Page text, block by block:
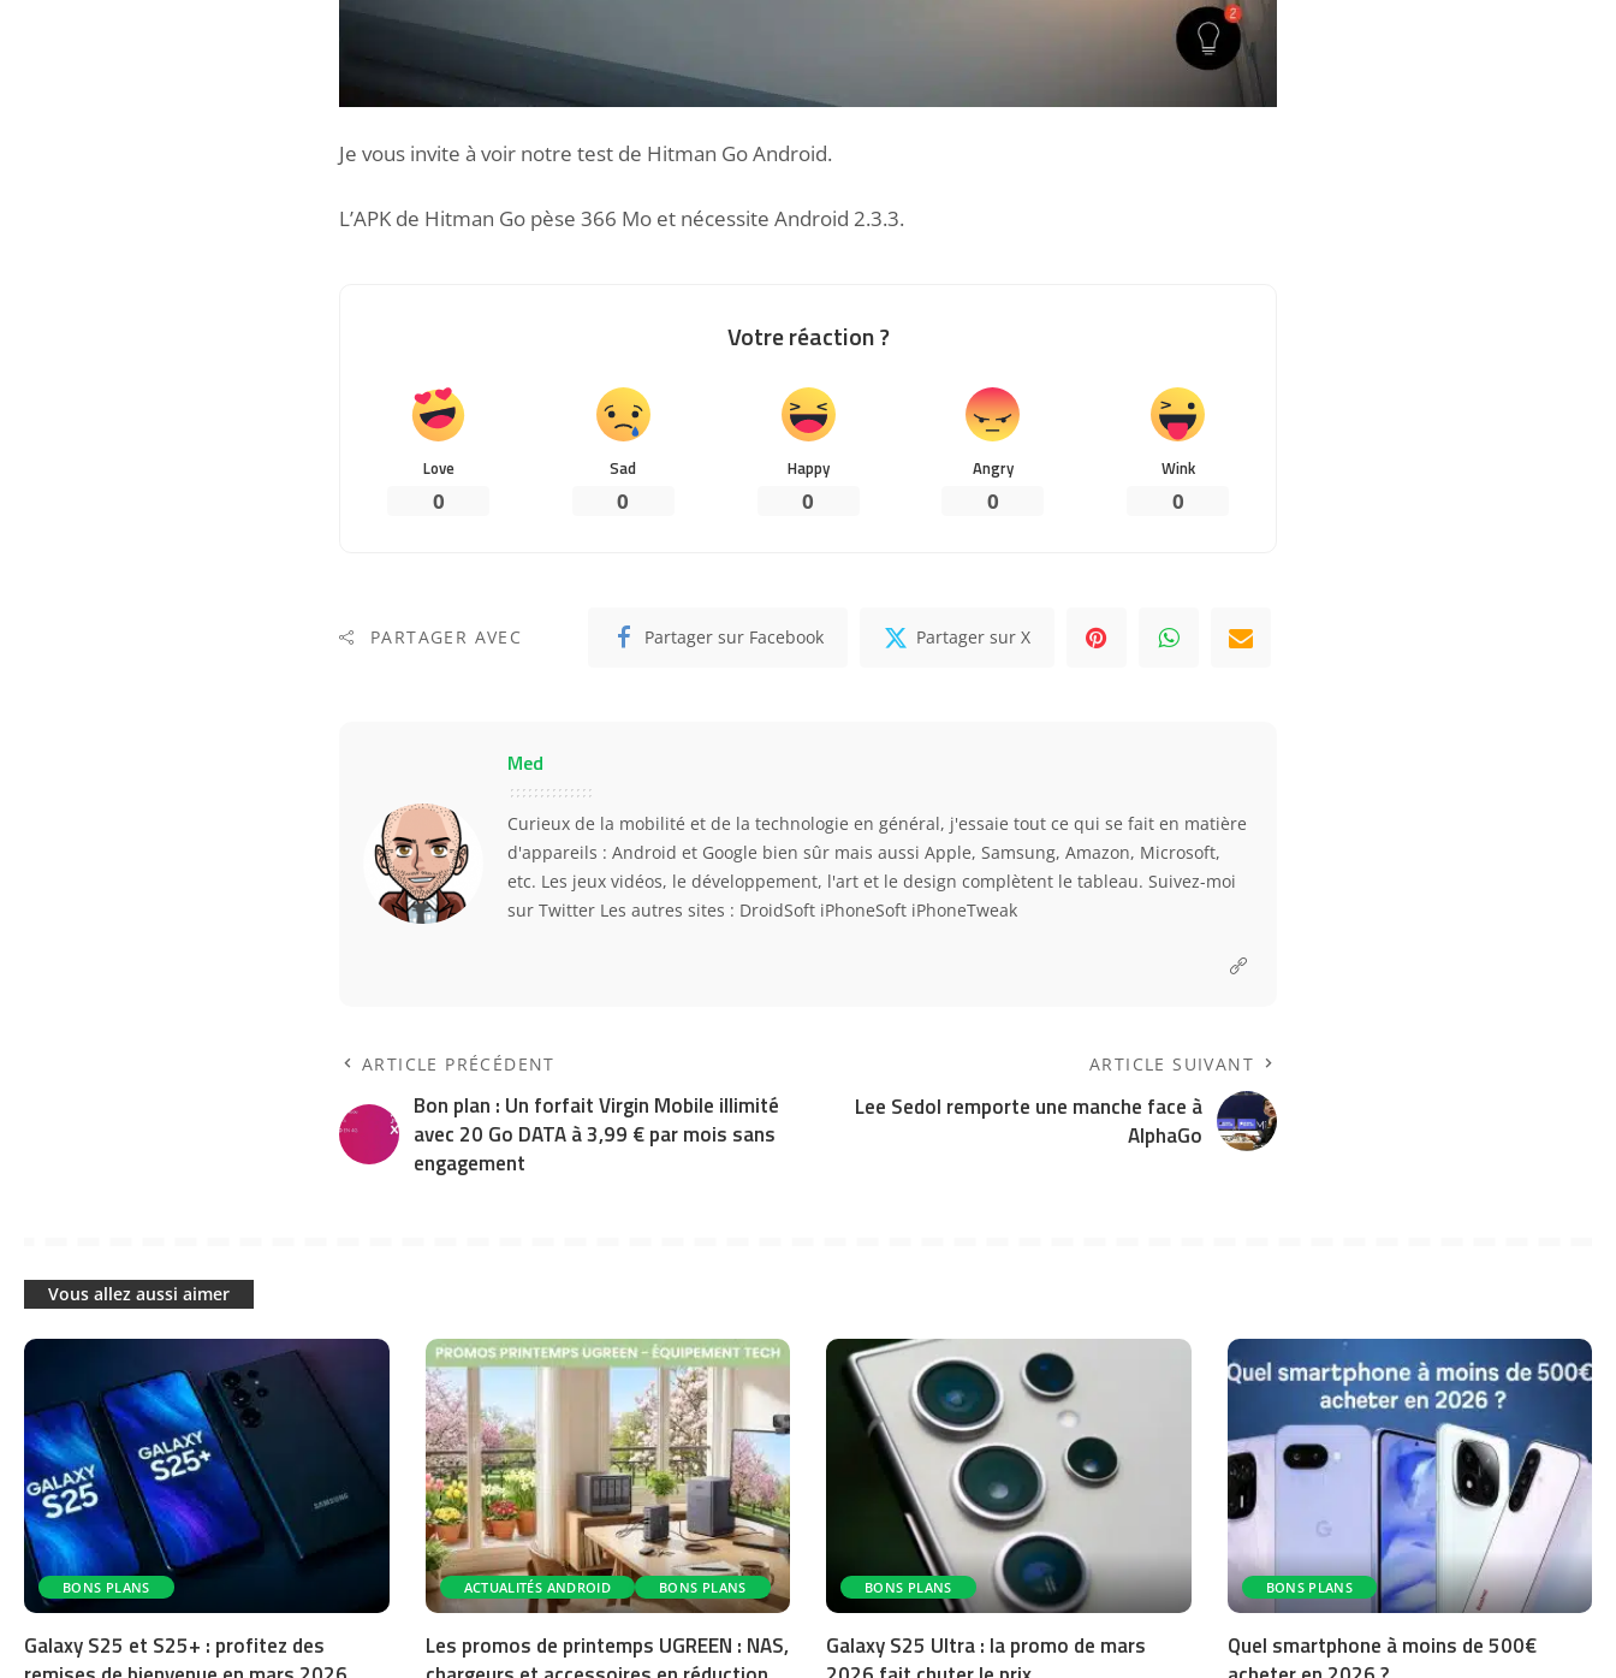
Je vous invite à voir notre test de Hitman Go Android.
L’APK de Hitman Go pèse 366 Mo et nécessite Android 2.3.3.
Votre réaction ?
Love
0
Sad
0
Happy
0
Angry
0
Wink
0
PARTAGER AVEC Partager sur Facebook Partager sur X
Med
Curieux de la mobilité et de la technologie en général, j'essaie tout ce qui se fait en matière
d'appareils : Android et Google bien sûr mais aussi Apple, Samsung, Amazon, Microsoft,
etc. Les jeux vidéos, le développement, l'art et le design complètent le tableau. Suivez-moi
sur Twitter Les autres sites : DroidSoft iPhoneSoft iPhoneTweak
ARTICLE PRÉCÉDENT
Bon plan : Un forfait Virgin Mobile illimité
avec 20 Go DATA à 3,99 € par mois sans
engagement
ARTICLE SUIVANT
Lee Sedol remporte une manche face à
AlphaGo
Vous allez aussi aimer
BONS PLANS
Galaxy S25 et S25+ : profitez des
ACTUALITÉS ANDROID BONS PLANS
Les promos de printemps UGREEN : NAS,
BONS PLANS
Galaxy S25 Ultra : la promo de mars
BONS PLANS
Quel smartphone à moins de 500€